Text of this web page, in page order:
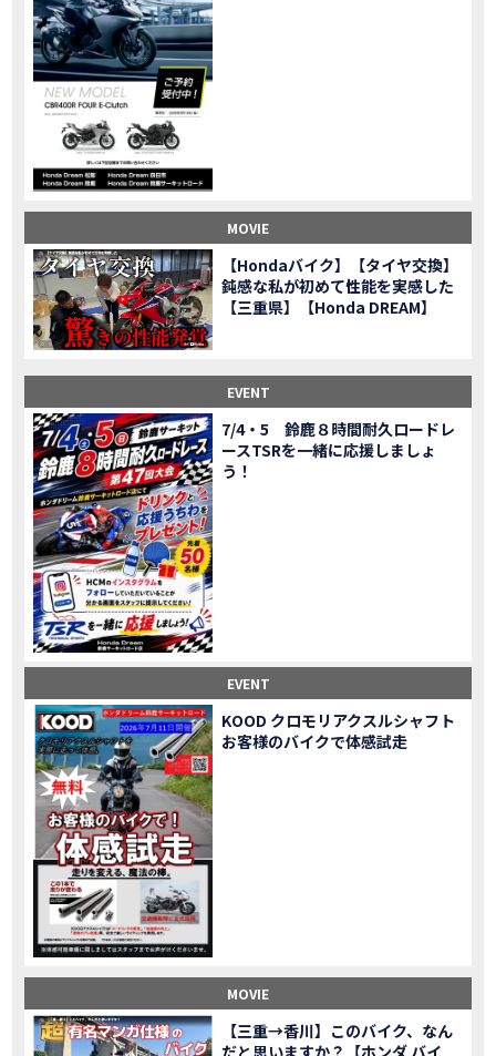
MOVIE 【ホンダドリーム鈴鹿サーキットロード】オープン当日イベントレポ！
MOVIE 【鈴鹿サーキットに近い！】ホンダドリーム鈴鹿サーキットロードOPEN！ #茉ひる
MOVIE CL500売却！X-ADVオーナーの素直な理由。〇〇で納得の買取してもらいました|Honda X-ADV
MOVIE 【梅本まどかさんコラボ】CIVIC TYPE R♪スタッフオススメの鈴鹿ドライブへ！【後編】
MOVIE 憧れの大型バイク試乗！4輪走行は驚きの…【Honda GoldWing AfricaTwin】試乗会in鈴鹿ツインサーキット
【鈴鹿ツインサーキット】バイク＆クルマ夢のコラボイベント！「HCM２＆４サーキットフェス」レポ
MOVIE 全員初対面！バイク女子6人がツーリング行ったらwww
バイク女子6人でツーリング行った結果ww！後編
MOVIE 温泉1泊。いつもソロの女性ライダー、大人のマスツーリングへついていった【三重〜長野•茶臼山高原経由】Honda CL500
MOVIE 【梅本まどかさんコラボ】CIVIC TYPE R♪ スタッフオススメの鈴鹿ドライブへ！【前編】
MOVIE ＨＣＭ２＆４サーキットフェス2023 紹介動画②
MOVIE ＨＣＭ２＆４サーキットフェス2023 紹介動画①
Honda Dream 四日市のご紹介
MOVIE Honda Dream 鈴鹿のご紹介
MOVIE
Honda Dream 松阪のご紹介
２月１２日 牡蠣ツーリングフォトギャラリー
EVENT 第6回オフロードスクールフォトギャラリー
EVENT Honda Dream鈴鹿・松阪・四日市 ３店舗合同周年祭フォトギャラリー
MOVIE Honda Dream鈴鹿・松阪・四日市 ３店舗合同周年祭レポート
NEW BIKE NEW BIKE「HAWK 11」新型ロードスポーツモデル HAWK 11を発売！
NEW BIKE NEW BIKE「ダックス125」新型レジャーバイク ダックス125を発売！
MOVIE Honda Dream 鈴鹿 オフロードスクール紹介
【新車中古車多数】三重県でバイクを探すなら！HondaDream松阪【ホンダ二輪車専門店】
MOVIE 【県下最大規模】三重県でバイクを探すなら！HondaDream鈴鹿【ホンダ二輪車専門店】
NEW BIKE 「CBR400R」「400X」の仕様 を一部変更し発売!
NEW BIKE 大型プレミアムツアラー「Gold Wing」 シリーズのカラーバリエーション を一部変更し発売!
NEW BIKE クルーザーモデル 「Rebel 250 S Edition」 に新色を追加し発表！
NEW BIKE 「CT125・ハンターカブ」 に新色を追加し発売！
NEW BIKE 「CB1100 EX Final Edition」「CB1100 RS Final Edition」を発売
NEW BIKE 「モンキー125」に5速トランスミッションを採用した新エンジンを搭載し発売！
NEW BIKE 「スーパーカブ C125」に環境性能を向上させた新エンジンを搭載し発売！
EVENT 【イベントレポート】2021年 7月25日 敦賀ツーリング
「ADV150」に受注期間限定のカラーリングを設定し発売！
NEW BIKE 「GB350」「GB350 S」新型ロードスポーツモデル GB350・GB350 S を発売！
MOVIE
【Hondaバイク】【タイヤ交換】
鈍感な私が初めて性能を実感した
【三重県】【Honda DREAM】
EVENT
7/4・5 鈴鹿８時間耐久ロードレ
ースTSRを一緒に応援しましょ
う！
EVENT
KOOD クロモリアクスルシャフト
お客様のバイクで体感試走
MOVIE
【三重→香川】このバイク、なん